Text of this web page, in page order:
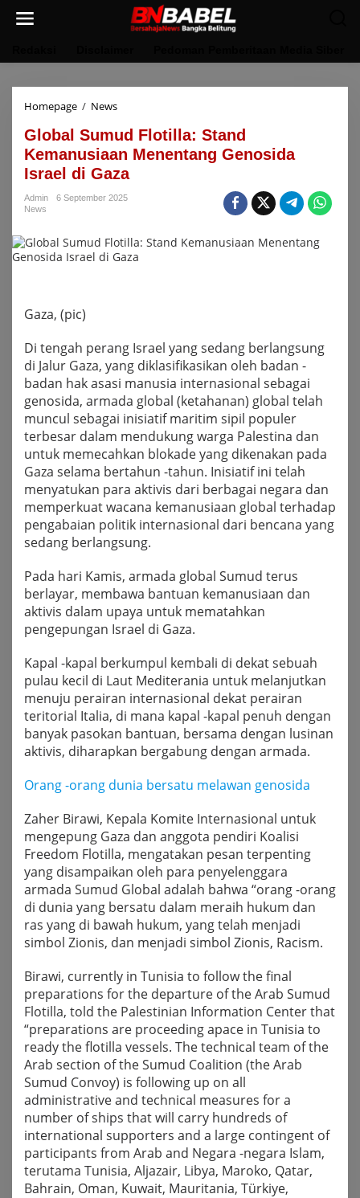
Homepage / NewsGlobal
Flotilla:
Stand
Kemanusiaan
Menentang
Genosida
Gaza
Global Sumud Flotilla: Stand
Kemanusiaan Menentang Genosida
Israel di Gaza
Admin
6 September 2025
News
Gaza, (pic)
Di tengah perang Israel yang sedang berlangsung
di Jalur Gaza, yang diklasifikasikan oleh badan -
badan hak asasi manusia internasional sebagai
genosida, armada global (ketahanan) global telah
muncul sebagai inisiatif maritim sipil populer
terbesar dalam mendukung warga Palestina dan
untuk memecahkan blokade yang dikenakan pada
Gaza selama bertahun -tahun. Inisiatif ini telah
menyatukan para aktivis dari berbagai negara dan
memperkuat wacana kemanusiaan global terhadap
pengabaian politik internasional dari bencana yang
sedang berlangsung.
Pada hari Kamis, armada global Sumud terus
berlayar, membawa bantuan kemanusiaan dan
aktivis dalam upaya untuk mematahkan
pengepungan Israel di Gaza.
Kapal -kapal berkumpul kembali di dekat sebuah
pulau kecil di Laut Mediterania untuk melanjutkan
menuju perairan internasional dekat perairan
teritorial Italia, di mana kapal -kapal penuh dengan
banyak pasokan bantuan, bersama dengan lusinan
aktivis, diharapkan bergabung dengan armada.
Orang -orang dunia bersatu melawan genosida
Zaher Birawi, Kepala Komite Internasional untuk
mengepung Gaza dan anggota pendiri Koalisi
Freedom Flotilla, mengatakan pesan terpenting
yang disampaikan oleh para penyelenggara
armada Sumud Global adalah bahwa “orang -orang
di dunia yang bersatu dalam meraih hukum dan
ras yang di bawah hukum, yang telah menjadi
simbol Zionis, dan menjadi simbol Zionis, Racism.
Birawi, currently in Tunisia to follow the final
preparations for the departure of the Arab Sumud
Flotilla, told the Palestinian Information Center that
“preparations are proceeding apace in Tunisia to
ready the flotilla vessels. The technical team of the
Arab section of the Sumud Coalition (the Arab
Sumud Convoy) is following up on all
administrative and technical measures for a
number of ships that will carry hundreds of
international supporters and a large contingent of
participants from Arab and Negara -negara Islam,
terutama Tunisia, Aljazair, Libya, Maroko, Qatar,
Bahrain, Oman, Kuwait, Mauritania, Türkiye,